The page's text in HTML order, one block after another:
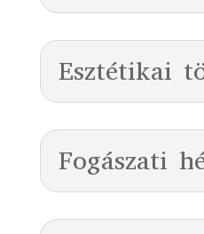
Esztétikai
Fogászati